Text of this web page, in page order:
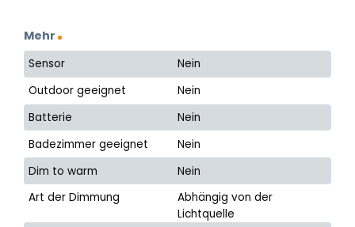
Mehr
Sensor
Nein
Outdoor geeignet
Nein
Batterie
Nein
Badezimmer geeignet
Nein
Dim to warm
Nein
Art der Dimmung
Abhängig von der
Lichtquelle